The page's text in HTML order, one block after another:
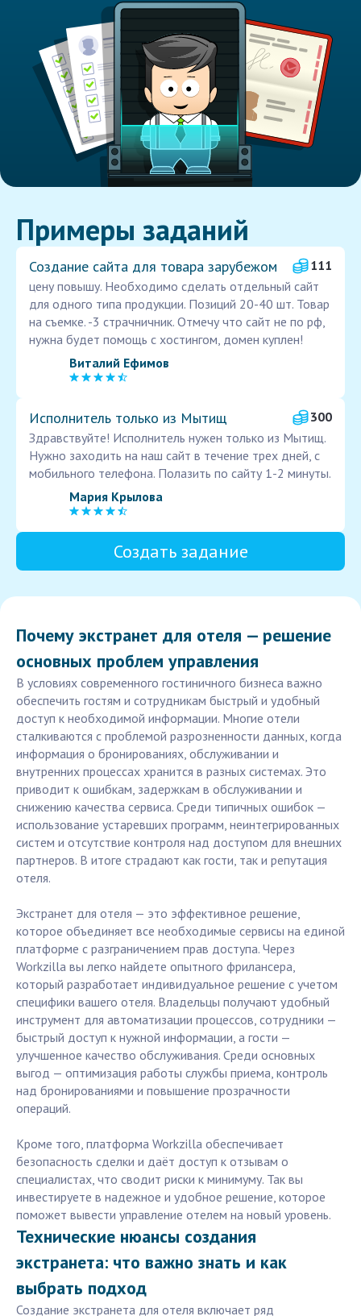
Примеры заданий
Создание сайта для товара зарубежом
111
цену повышу. Необходимо сделать отдельный сайт
для одного типа продукции. Позиций 20-40 шт. Товар
на съемке. -3 страчничник. Отмечу что сайт не по рф,
нужна будет помощь с хостингом, домен куплен!
Виталий Ефимов
Исполнитель только из Мытищ
300
Здравствуйте! Исполнитель нужен только из Мытищ.
Нужно заходить на наш сайт в течение трех дней, с
мобильного телефона. Полазить по сайту 1-2 минуты.
Мария Крылова
Создать задание
Почему экстранет для отеля — решение
основных проблем управления
В условиях современного гостиничного бизнеса важно
обеспечить гостям и сотрудникам быстрый и удобный
доступ к необходимой информации. Многие отели
сталкиваются с проблемой разрозненности данных, когда
информация о бронированиях, обслуживании и
внутренних процессах хранится в разных системах. Это
приводит к ошибкам, задержкам в обслуживании и
снижению качества сервиса. Среди типичных ошибок —
использование устаревших программ, неинтегрированных
систем и отсутствие контроля над доступом для внешних
партнеров. В итоге страдают как гости, так и репутация
отеля.
Экстранет для отеля — это эффективное решение,
которое объединяет все необходимые сервисы на единой
платформе с разграничением прав доступа. Через
Workzilla вы легко найдете опытного фрилансера,
который разработает индивидуальное решение с учетом
специфики вашего отеля. Владельцы получают удобный
инструмент для автоматизации процессов, сотрудники —
быстрый доступ к нужной информации, а гости —
улучшенное качество обслуживания. Среди основных
выгод — оптимизация работы службы приема, контроль
над бронированиями и повышение прозрачности
операций.
Кроме того, платформа Workzilla обеспечивает
безопасность сделки и даёт доступ к отзывам о
специалистах, что сводит риски к минимуму. Так вы
инвестируете в надежное и удобное решение, которое
поможет вывести управление отелем на новый уровень.
Технические нюансы создания
экстранета: что важно знать и как
выбрать подход
Создание экстранета для отеля включает ряд